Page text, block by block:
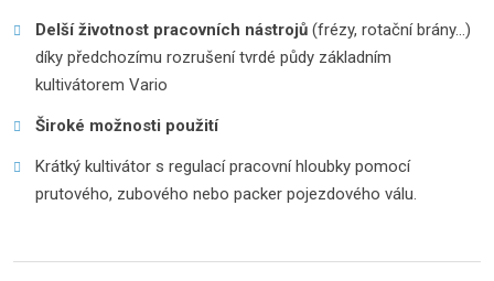
Delší životnost pracovních nástrojů(frézy, rotační brány…)
díky předchozímu rozrušení tvrdé půdy základním
kultivátorem Vario
Široké možnosti použití
Krátký kultivátor s regulací pracovní hloubky pomocí
prutového, zubového nebo packer pojezdového válu.